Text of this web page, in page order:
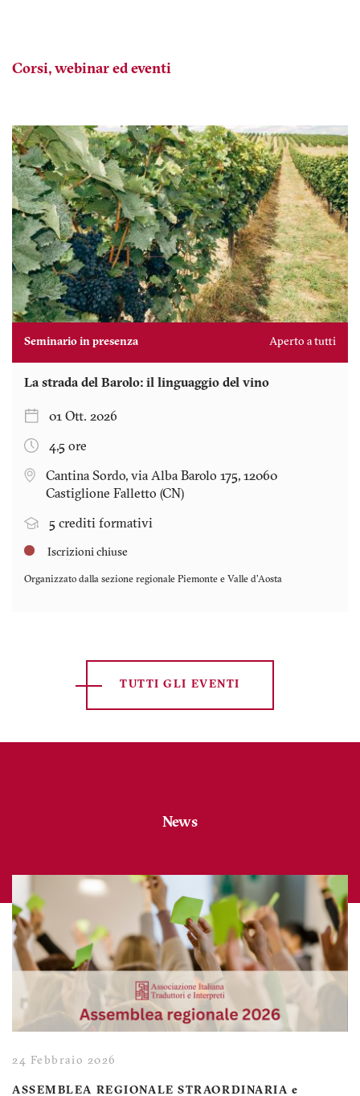
Corsi, webinar ed eventi
Seminario in presenza Aperto a tutti
La strada del Barolo: il linguaggio del vino
01 Ott. 2026
4,5 ore
Cantina Sordo, via Alba Barolo 175, 12060
Castiglione Falletto (CN)
5 crediti formativi
Iscrizioni chiuse
Organizzato dalla sezione regionale Piemonte e Valle d'Aosta
TUTTI GLI EVENTI
News
24 Febbraio 2026
ASSEMBLEA REGIONALE STRAORDINARIA e